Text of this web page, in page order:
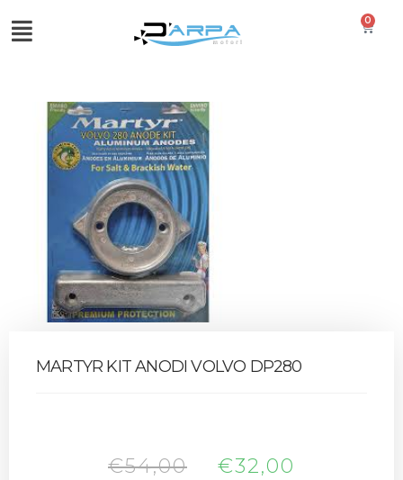
0
MARTYR KIT ANODI VOLVO DP280
€54,00 €32,00